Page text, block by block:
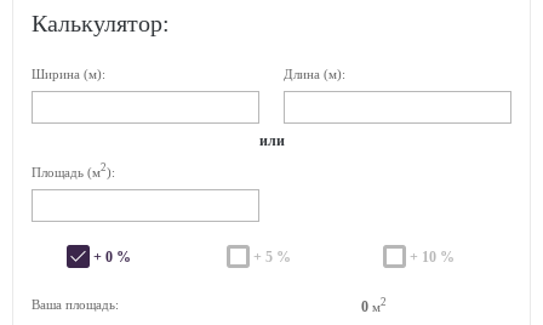
Калькулятор:
Ширина (м): Длина (м):
или
Площадь (м2):
+ 0 % + 5 % + 10 %
Ваша площадь: 0 м2